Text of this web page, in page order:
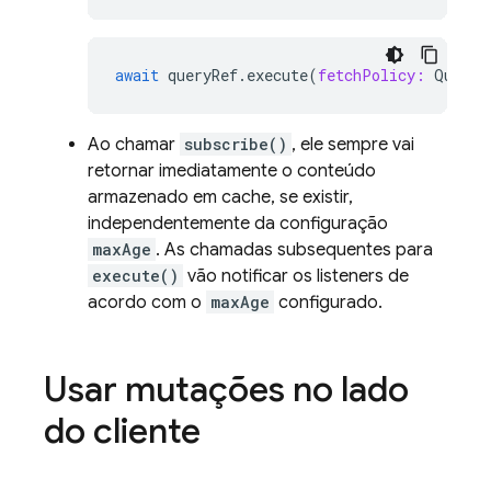
await queryRef. execute(fetchPolicy:
Ao chamar subscribe() , ele sempre vai
retornar imediatamente o conteúdo
armazenado em cache, se existir,
independentemente da configuração
maxAge . As chamadas subsequentes para
execute() vão notificar os listeners de
acordo com o maxAge configurado.
Usar mutações no lado
do cliente